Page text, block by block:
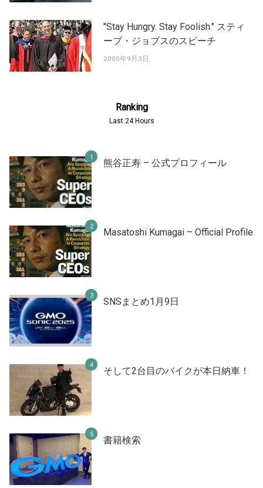
"Stay Hungry. Stay Foolish." スティ
ーブ・ジョブスのスピーチ
2005年9月3日
Ranking
Last 24 Hours
熊谷正寿 – 公式プロフィール
Masatoshi Kumagai – Official Profile
SNSまとめ1月9日
そして2台目のバイクが本日納車！
書籍検索